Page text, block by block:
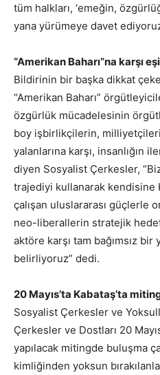
tüm halkları, ‘emeğin,
yana yürümeye davet
“Amerikan Baharı”na karşı
Bildirinin bir başka dikkat
“Amerikan Baharı”
özgürlük mücadelesinin
boy işbirlikçilerin,
yalanlarına karşı, insanlığın
diyen Sosyalist Çerkesler,
trajediyi kullanarak kendisine
çalışan uluslararası güçlerle
neo-liberallerin stratejik
aktöre karşı tam bağımsız bir
belirliyoruz” dedi.
20 Mayıs’ta Kabataş’ta
Sosyalist Çerkesler ve
Çerkesler ve Dostları 20
yapılacak mitingde buluşma
kimliğinden yoksun